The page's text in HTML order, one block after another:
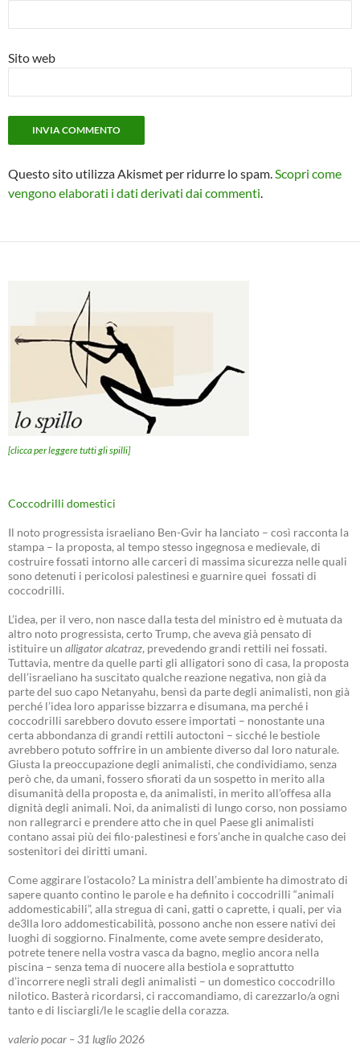
Sito web
Questo sito utilizza Akismet per ridurre lo spam. Scopri come
vengono elaborati i dati derivati dai commenti
[clicca per leggere tutti gli spilli]
Coccodrilli domestici
Il noto progressista israeliano Ben-Gvir ha lanciato – così racconta la
stampa – la proposta, al tempo stesso ingegnosa e medievale, di
costruire fossati intorno alle carceri di massima sicurezza nelle quali
sono detenuti i pericolosi palestinesi e guarnire quei fossati di
coccodrilli.
L’idea, per il vero, non nasce dalla testa del ministro ed è mutuata da
altro noto progressista, certo Trump, che aveva già pensato di
istituire un alligator alcatraz, prevedendo grandi rettili nei fossati.
Tuttavia, mentre da quelle parti gli alligatori sono di casa, la proposta
dell’israeliano ha suscitato qualche reazione negativa, non già da
parte del suo capo Netanyahu, bensì da parte degli animalisti, non già
perché l’idea loro apparisse bizzarra e disumana, ma perché i
coccodrilli sarebbero dovuto essere importati – nonostante una
certa abbondanza di grandi rettili autoctoni – sicché le bestiole
avrebbero potuto soffrire in un ambiente diverso dal loro naturale.
Giusta la preoccupazione degli animalisti, che condividiamo, senza
però che, da umani, fossero sfiorati da un sospetto in merito alla
disumanità della proposta e, da animalisti, in merito all’offesa alla
dignità degli animali. Noi, da animalisti di lungo corso, non possiamo
non rallegrarci e prendere atto che in quel Paese gli animalisti
contano assai più dei filo-palestinesi e fors’anche in qualche caso dei
sostenitori dei diritti umani.
Come aggirare l’ostacolo? La ministra dell’ambiente ha dimostrato di
sapere quanto contino le parole e ha definito i coccodrilli “animali
addomesticabili”, alla stregua di cani, gatti o caprette, i quali, per via
de3lla loro addomesticabilità, possono anche non essere nativi dei
luoghi di soggiorno. Finalmente, come avete sempre desiderato,
potrete tenere nella vostra vasca da bagno, meglio ancora nella
piscina – senza tema di nuocere alla bestiola e soprattutto
d’incorrere negli strali degli animalisti – un domestico coccodrillo
nilotico. Basterà ricordarsi, ci raccomandiamo, di carezzarlo/a ogni
tanto e di lisciargli/le le scaglie della corazza.
valerio pocar – 31 luglio 2026